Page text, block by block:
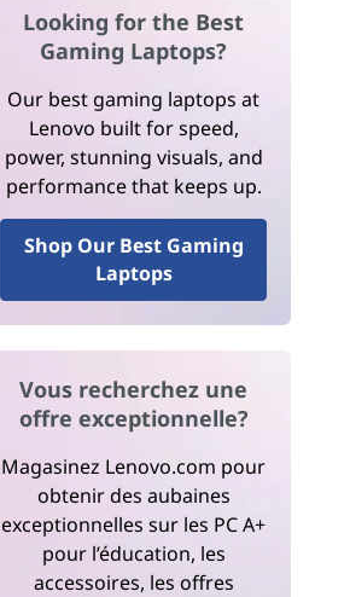
Looking for the Best
Gaming Laptops?
Our best gaming laptops at
Lenovo built for speed,
power, stunning visuals, and
performance that keeps up.
Shop Our Best Gaming
Laptops
Vous recherchez une
offre exceptionnelle?
Magasinez Lenovo.com pour
obtenir des aubaines
exceptionnelles sur les PC A+
pour l’éducation, les
accessoires, les offres